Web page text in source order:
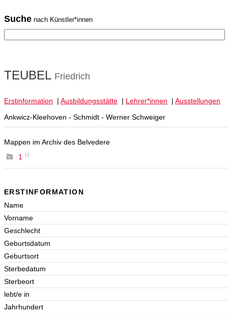
Suche nach Künstler*innen
TEUBEL Friedrich
Erstinformation | Ausbildungsstätte | Lehrer*innen | Ausstellungen
Ankwicz-Kleehoven - Schmidt - Werner Schweiger
Mappen im Archiv des Belvedere
1
11
ERSTINFORMATION
Name
Vorname
Geschlecht
Geburtsdatum
Geburtsort
Sterbedatum
Sterbeort
lebt/e in
Jahrhundert